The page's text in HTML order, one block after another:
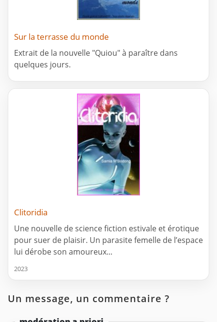
Sur la terrasse du monde
Extrait de la nouvelle "Quiou" à paraître dans
quelques jours.
Clitoridia
Une nouvelle de science fiction estivale et érotique
pour suer de plaisir. Un parasite femelle de l’espace
lui dérobe son amoureux...
2023
Un message, un commentaire ?